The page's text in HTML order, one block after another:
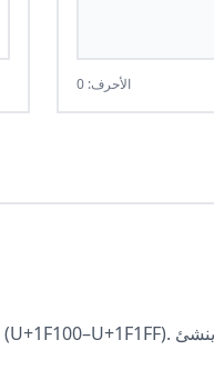
الأحرف: 0